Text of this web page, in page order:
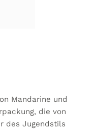
Mandarine und
die von
des Jugendstils